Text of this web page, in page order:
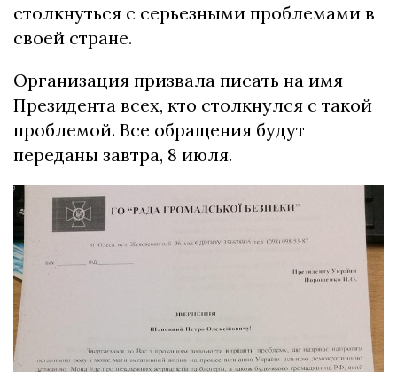
столкнуться с серьезными проблемами в
своей стране.
Организация призвала писать на имя
Президента всех, кто столкнулся с такой
проблемой. Все обращения будут
переданы завтра, 8 июля.